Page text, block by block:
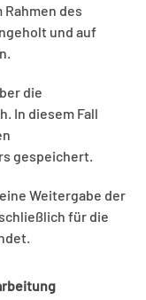
des
und auf
die
In diesem Fall
gespeichert.
Weitergabe der
für die